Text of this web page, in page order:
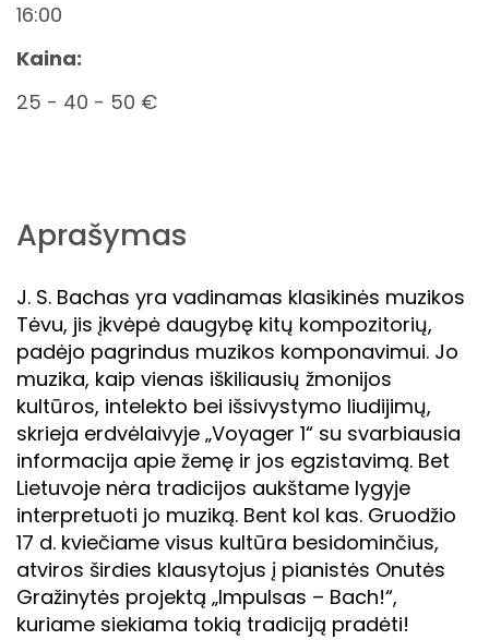
16:00
Kaina:
25 - 40 - 50 €
Aprašymas
J. S. Bachas yra vadinamas klasikinės muzikos
Tėvu, jis įkvėpė daugybę kitų kompozitorių,
padėjo pagrindus muzikos komponavimui. Jo
muzika, kaip vienas iškiliausių žmonijos
kultūros, intelekto bei išsivystymo liudijimų,
skrieja erdvėlaivyje „Voyager 1“ su svarbiausia
informacija apie žemę ir jos egzistavimą. Bet
Lietuvoje nėra tradicijos aukštame lygyje
interpretuoti jo muziką. Bent kol kas. Gruodžio
17 d. kviečiame visus kultūra besidominčius,
atviros širdies klausytojus į pianistės Onutės
Gražinytės projektą „Impulsas – Bach!“,
kuriame siekiama tokią tradiciją pradėti!